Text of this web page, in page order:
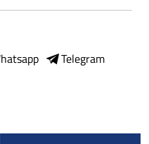
Telegram